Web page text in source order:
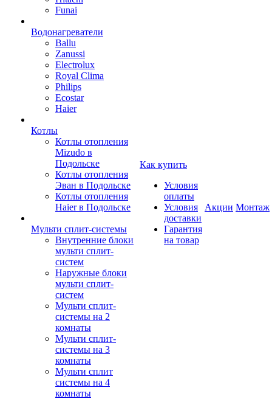
Funai
Водонагреватели
Ballu
Zanussi
Electrolux
Royal Clima
Philips
Ecostar
Haier
Котлы
Котлы отопления
Mizudo в
Подольске
Котлы отопления
Эван в Подольске
Котлы отопления
Haier в Подольске
Мульти сплит-системы
Внутренние блоки
мульти сплит-
систем
Наружные блоки
мульти сплит-
систем
Мульти сплит-
системы на 2
комнаты
Мульти сплит-
системы на 3
комнаты
Мульти сплит
системы на 4
комнаты
Как купить
Условия
оплаты
Условия
доставки
Гарантия
на товар
Акции Монтаж